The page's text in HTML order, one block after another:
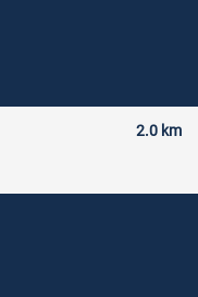
2.0 km